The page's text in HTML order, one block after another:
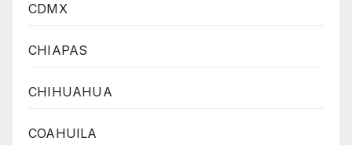
CDMX
CHIAPAS
CHIHUAHUA
COAHUILA